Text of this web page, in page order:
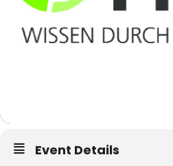
Event Details